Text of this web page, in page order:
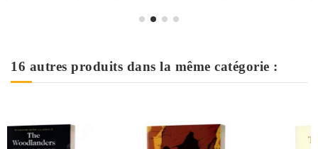
16 autres produits dans la même catégorie :